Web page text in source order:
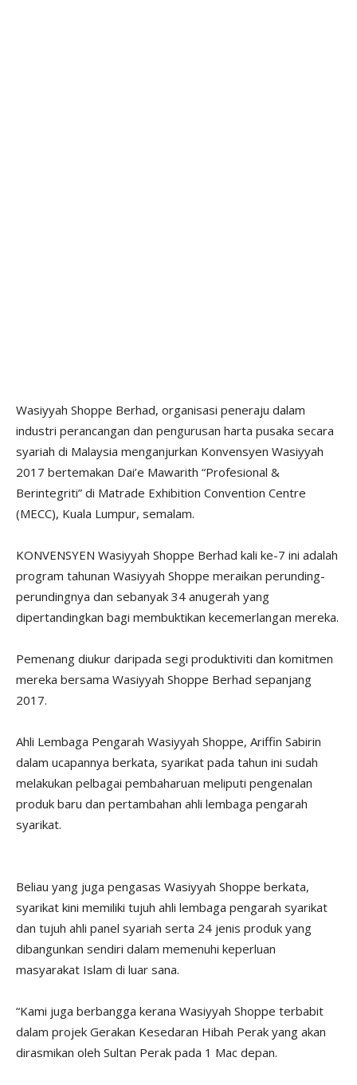
Wasiyyah Shoppe Berhad, organisasi peneraju dalam
industri perancangan dan pengurusan harta pusaka secara
syariah di Malaysia menganjurkan Konvensyen Wasiyyah
2017 bertemakan Dai’e Mawarith “Profesional &
Berintegriti” di Matrade Exhibition Convention Centre
(MECC), Kuala Lumpur, semalam.
KONVENSYEN Wasiyyah Shoppe Berhad kali ke-7 ini adalah
program tahunan Wasiyyah Shoppe meraikan perunding-
perundingnya dan sebanyak 34 anugerah yang
dipertandingkan bagi membuktikan kecemerlangan mereka.
Pemenang diukur daripada segi produktiviti dan komitmen
mereka bersama Wasiyyah Shoppe Berhad sepanjang
2017.
Ahli Lembaga Pengarah Wasiyyah Shoppe, Ariffin Sabirin
dalam ucapannya berkata, syarikat pada tahun ini sudah
melakukan pelbagai pembaharuan meliputi pengenalan
produk baru dan pertambahan ahli lembaga pengarah
syarikat.
Beliau yang juga pengasas Wasiyyah Shoppe berkata,
syarikat kini memiliki tujuh ahli lembaga pengarah syarikat
dan tujuh ahli panel syariah serta 24 jenis produk yang
dibangunkan sendiri dalam memenuhi keperluan
masyarakat Islam di luar sana.
“Kami juga berbangga kerana Wasiyyah Shoppe terbabit
dalam projek Gerakan Kesedaran Hibah Perak yang akan
dirasmikan oleh Sultan Perak pada 1 Mac depan.